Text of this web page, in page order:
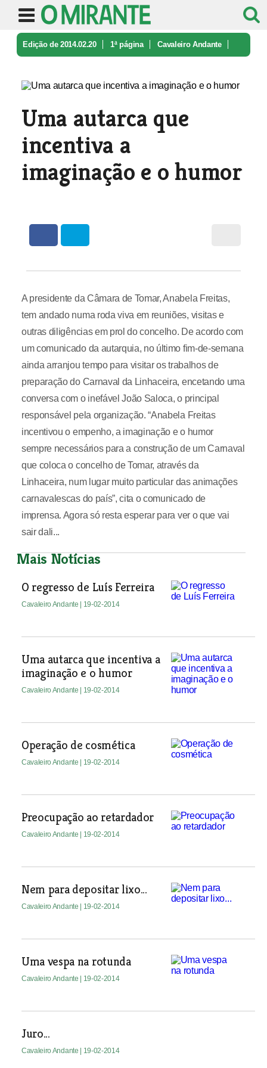
Edição de 2014.02.20 1ª página Cavaleiro Andante
Uma autarca que
incentiva a
imaginação e o humor
A presidente da Câmara de Tomar, Anabela Freitas,
tem andado numa roda viva em reuniões, visitas e
outras diligências em prol do concelho. De acordo com
um comunicado da autarquia, no último fim-de-semana
ainda arranjou tempo para visitar os trabalhos de
preparação do Carnaval da Linhaceira, encetando uma
conversa com o inefável João Saloca, o principal
responsável pela organização. “Anabela Freitas
incentivou o empenho, a imaginação e o humor
sempre necessários para a construção de um Carnaval
que coloca o concelho de Tomar, através da
Linhaceira, num lugar muito particular das animações
carnavalescas do país”, cita o comunicado de
imprensa. Agora só resta esperar para ver o que vai
sair dali...
Mais Notícias
O regresso de Luís Ferreira
Cavaleiro Andante | 19-02-2014
Uma autarca que incentiva a
imaginação e o humor
Cavaleiro Andante | 19-02-2014
Operação de cosmética
Cavaleiro Andante | 19-02-2014
Preocupação ao retardador
Cavaleiro Andante | 19-02-2014
Nem para depositar lixo...
Cavaleiro Andante | 19-02-2014
Uma vespa na rotunda
Cavaleiro Andante | 19-02-2014
Juro...
Cavaleiro Andante | 19-02-2014